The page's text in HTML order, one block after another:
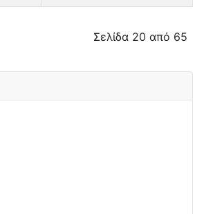
Σελίδα 20 από 65